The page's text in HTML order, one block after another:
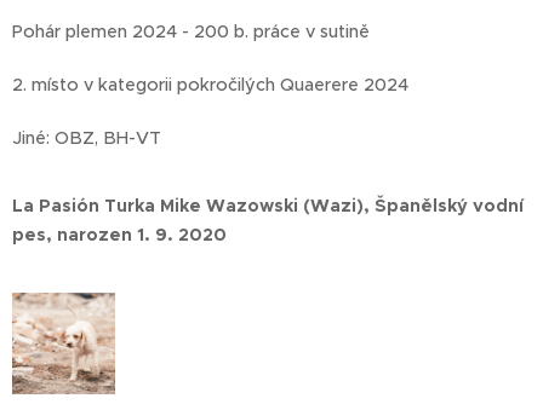
Pohár plemen 2024 - 200 b. práce v sutině
2. místo v kategorii pokročilých Quaerere 2024
Jiné: OBZ, BH-VT
La Pasión Turka Mike Wazowski (Wazi), Španělský vodní
pes, narozen 1. 9. 2020